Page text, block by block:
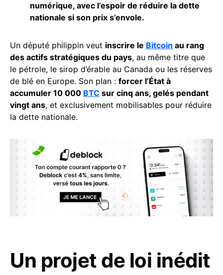
numérique, avec l’espoir de réduire la dette
nationale si son prix s’envole.
Un député philippin veut inscrire le Bitcoin au rang
des actifs stratégiques du pays, au même titre que
le pétrole, le sirop d’érable au Canada ou les réserves
de blé en Europe. Son plan : forcer l’État à
accumuler 10 000 BTC sur cinq ans, gelés pendant
vingt ans, et exclusivement mobilisables pour réduire
la dette nationale.
Un projet de loi inédit